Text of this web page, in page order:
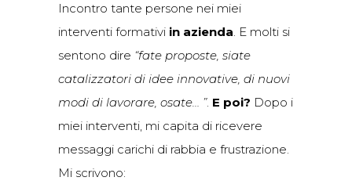
Incontro tante persone nei miei
interventi formativi in azienda. E molti si
sentono dire “fate proposte, siate
catalizzatori di idee innovative, di nuovi
modi di lavorare, osate… ”. E poi? Dopo i
miei interventi, mi capita di ricevere
messaggi carichi di rabbia e frustrazione.
Mi scrivono: